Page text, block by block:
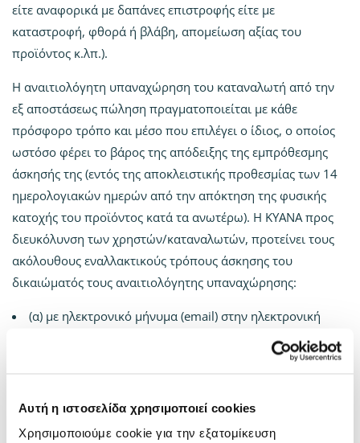
Αυτή η ιστοσελίδα χρησιμοποιεί cookies
Χρησιμοποιούμε cookie για την εξατομίκευση
είτε αναφορικά με δαπάνες επιστροφής είτε με
καταστροφή, φθορά ή βλάβη, απομείωση αξίας του
προϊόντος κ.λπ.).
Η αναιτιολόγητη υπαναχώρηση του καταναλωτή από την
εξ αποστάσεως πώληση πραγματοποιείται με κάθε
πρόσφορο τρόπο και μέσο που επιλέγει ο ίδιος, ο οποίος
ωστόσο φέρει το βάρος της απόδειξης της εμπρόθεσμης
άσκησής της (εντός της αποκλειστικής προθεσμίας των 14
ημερολογιακών ημερών από την απόκτηση της φυσικής
κατοχής του προϊόντος κατά τα ανωτέρω). Η KYANA προς
διευκόλυνση των χρηστών/καταναλωτών, προτείνει τους
ακόλουθους εναλλακτικούς τρόπους άσκησης του
δικαιώματός τους αναιτιολόγητης υπαναχώρησης:
(α) με ηλεκτρονικό μήνυμα (email) στην ηλεκτρονική
(β) με συστημένη επιστολή προς KYANA στην
55453 , ή